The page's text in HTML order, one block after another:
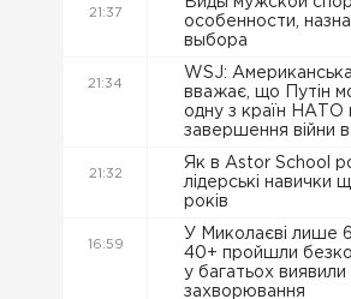
21:37
особенности,
выбора
21:34
WSJ: Американська
вважає, що Путін
одну з країн НАТО
завершення війни в
21:32
Як в Astor School
лідерські навички
років
16:59
У Миколаєві лише
40+ пройшли
у багатьох виявили
захворювання